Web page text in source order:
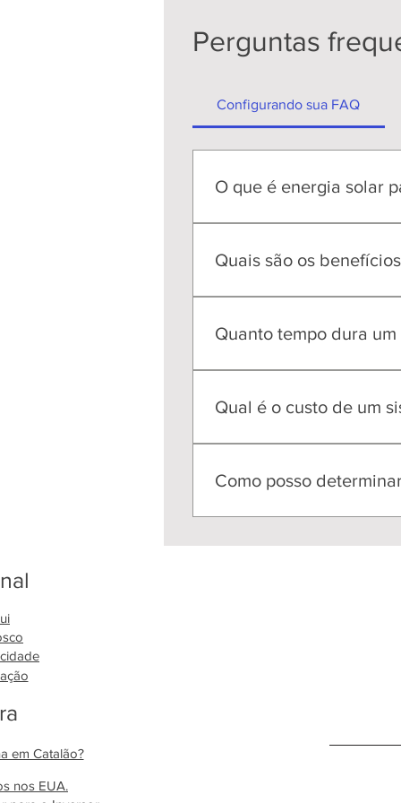
Perguntas
Configurando sua FAQ
O que é energia solar
solares, inversor e outros
Quais são os
elétrica e aumento do valor
Quanto tempo dura
Qual é o custo de um
taxas de instalação e dos
Como posso
avaliar o seu consumo de
em Catalão?
nos EUA.